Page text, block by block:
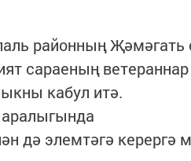
районның Җәмәгать
сараеның
кабул итә.
дә элемтәгә керергә